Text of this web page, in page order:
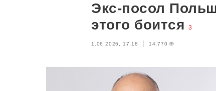
Экс-посол
этого боится
3
1.06.2026, 17:18 14,770